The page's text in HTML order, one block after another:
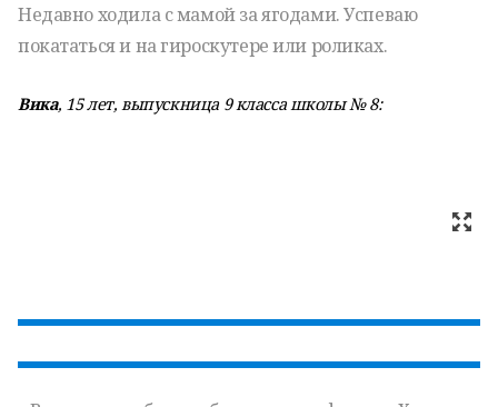
Недавно ходила с мамой за ягодами. Успеваю
покататься и на гироскутере или роликах.
Вика, 15 лет, выпускница 9 класса школы № 8: